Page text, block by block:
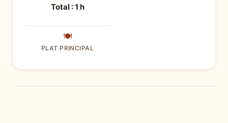
Total : 1 h
🍽
PLAT PRINCIPAL